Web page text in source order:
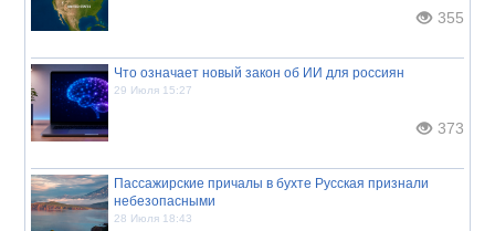
355
Что означает новый закон об ИИ для россиян
29 Июля 15:27
373
Пассажирские причалы в бухте Русская признали
небезопасными
28 Июля 18:43